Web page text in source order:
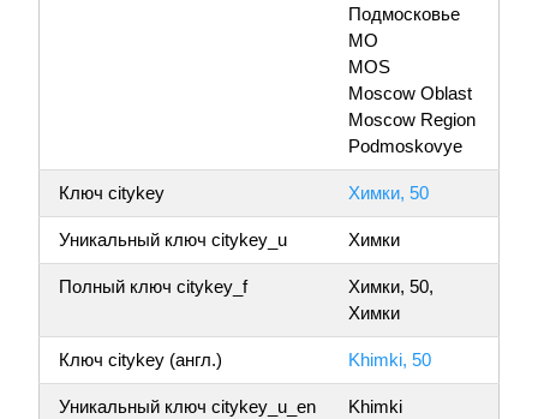
Подмосковье
МО
MOS
Moscow Oblast
Moscow Region
Podmoskovye
Ключ citykey Химки, 50
Уникальный ключ citykey_u Химки
Полный ключ citykey_f
Химки, 50,
Химки
Ключ citykey (англ.) Khimki, 50
Уникальный ключ citykey_u_en
Khimki